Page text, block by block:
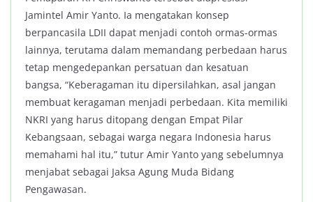
Jamintel Amir Yanto. Ia mengatakan konsep
berpancasila LDII dapat menjadi contoh ormas-ormas
lainnya, terutama dalam memandang perbedaan harus
tetap mengedepankan persatuan dan kesatuan
bangsa, “Keberagaman itu dipersilahkan, asal jangan
membuat keragaman menjadi perbedaan. Kita memiliki
NKRI yang harus ditopang dengan Empat Pilar
Kebangsaan, sebagai warga negara Indonesia harus
memahami hal itu,” tutur Amir Yanto yang sebelumnya
menjabat sebagai Jaksa Agung Muda Bidang
Pengawasan.